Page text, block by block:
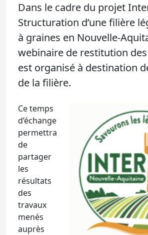
Dans le cadre du projet
Structuration d’une filière
à graines en Nouvelle-
webinaire de restitution
est organisé à destination
de la filière.
Ce temps
d’échange
permettra
de
partager
les
résultats
des
travaux
menés
auprès